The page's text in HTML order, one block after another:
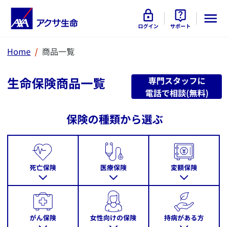
ログイン サポート
Home 商品一覧
​生命保険商品一覧
専門スタッフに
電話で相談(無料)
保険の種類から選ぶ
死亡保険 医療保険 変額保険
がん保険 女性向けの保険 持病がある方